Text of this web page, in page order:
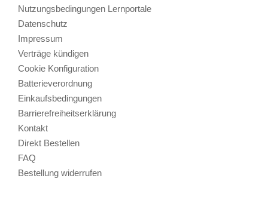
Nutzungsbedingungen Lernportale
Datenschutz
Impressum
Verträge kündigen
Cookie Konfiguration
Batterieverordnung
Einkaufsbedingungen
Barrierefreiheitserklärung
Kontakt
Direkt Bestellen
FAQ
Bestellung widerrufen